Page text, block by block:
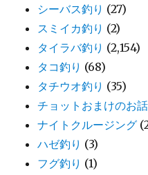
シーバス釣り (27)
スミイカ釣り (2)
タイラバ釣り (2,154)
タコ釣り (68)
タチウオ釣り (35)
チョットおまけのお話
ナイトクルージング
ハゼ釣り (3)
フグ釣り (1)